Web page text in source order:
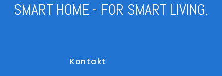
SMART HOME - FOR SMART LIVING.
Kontakt